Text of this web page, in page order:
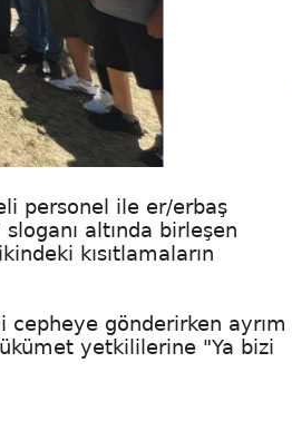
personel ile er/erbaş
altında birleşen
kısıtlamaların
cepheye gönderirken ayrım
yetkililerine "Ya bizi